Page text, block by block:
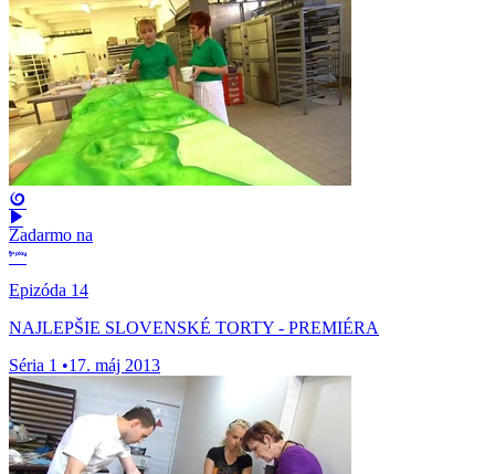
Zadarmo na
Epizóda 14
NAJLEPŠIE SLOVENSKÉ TORTY - PREMIÉRA
Séria 1 •17. máj 2013